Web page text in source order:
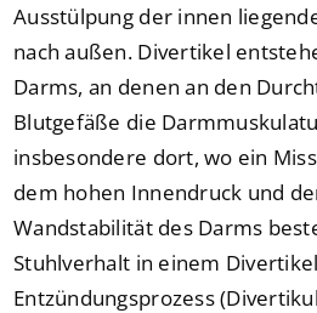
Ausstülpung der innen
nach außen. Divertikel
Darms, an denen an den
Blutgefäße die
insbesondere dort, wo ein
dem hohen Innendruck und
Wandstabilität des Darms
Stuhlverhalt in einem
Entzündungsprozess